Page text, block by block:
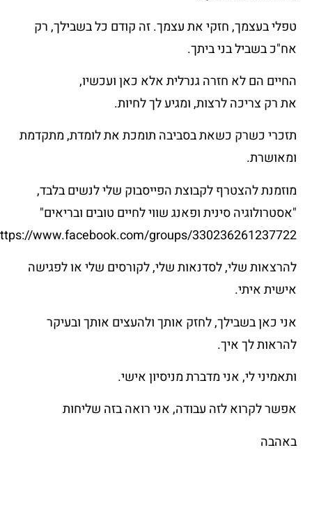
טפלי בעצמך, חזקי את עצמך. זה קודם כל בשבילך, רק
אח"כ בשביל בני ביתך.
החיים הם לא חזרה גנרלית אלא כאן ועכשיו,
את רק צריכה לרצות, ומגיע לך לחיות.
תזכרי כשרק כשאת בסביבה תומכת את לומדת, מתקדמת
ומאושרת.
מוזמנת להצטרף לקבוצת הפייסבוק שלי לנשים בלבד,
"אסטרולוגיה סינית ופאנג שווי לחיים טובים ובריאים"
www.facebook.com/groups/330236261237722/
להרצאות שלי, לסדנאות שלי, לקורסים שלי או לפגישה
אישית איתי.
אני כאן בשבילך, לחזק אותך ולהעצים אותך ובעיקר
להראות לך איך.
ותאמיני לי, אני מדברת מניסיון אישי.
אפשר לקרוא לזה עבודה, אני רואה בזה שליחות
באהבה